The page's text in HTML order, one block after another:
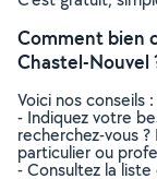
Comment bien
Chastel-Nouvel
Voici nos conseils :
- Indiquez votre
recherchez-vous
particulier ou
- Consultez la